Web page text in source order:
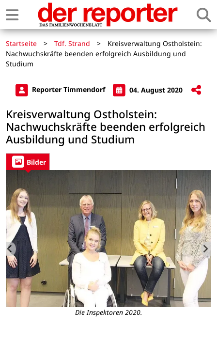
Startseite > Tdf. Strand >
Kreisverwaltung Ostholstein:
Nachwuchskräfte beenden erfolgreich Ausbildung und
Studium
Reporter Timmendorf 04. August 2020
Kreisverwaltung Ostholstein:
Nachwuchskräfte beenden erfolgreich
Ausbildung und Studium
Bilder
Die Inspektoren 2020.